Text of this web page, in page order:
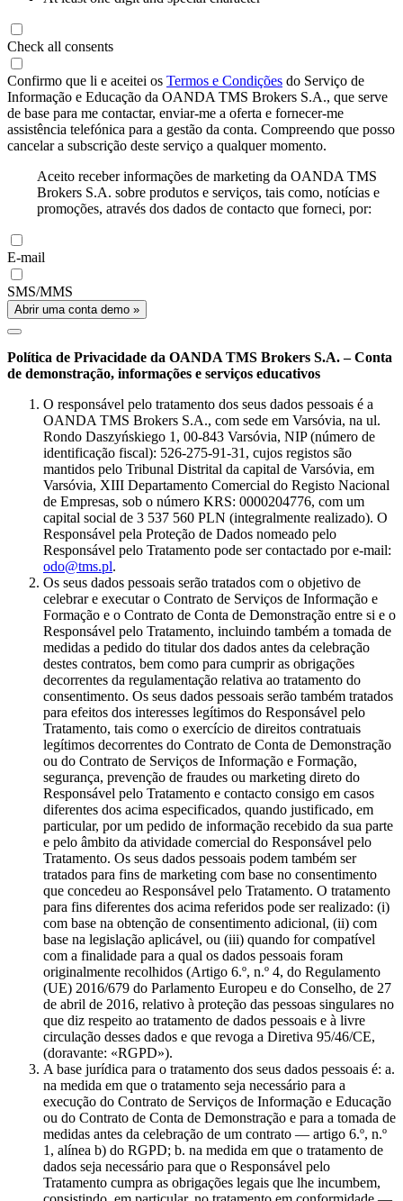
Check all consents
Confirmo que li e aceitei os Termos e Condições do Serviço de
Informação e Educação da OANDA TMS Brokers S.A., que serve
de base para me contactar, enviar-me a oferta e fornecer-me
assistência telefónica para a gestão da conta. Compreendo que posso
cancelar a subscrição deste serviço a qualquer momento.
Aceito receber informações de marketing da OANDA TMS
Brokers S.A. sobre produtos e serviços, tais como, notícias e
promoções, através dos dados de contacto que forneci, por:
E-mail
SMS/MMS
Abrir uma conta demo »
Política de Privacidade da OANDA TMS Brokers S.A. – Conta
de demonstração, informações e serviços educativos
O responsável pelo tratamento dos seus dados pessoais é a
OANDA TMS Brokers S.A., com sede em Varsóvia, na ul.
Rondo Daszyńskiego 1, 00-843 Varsóvia, NIP (número de
identificação fiscal): 526-275-91-31, cujos registos são
mantidos pelo Tribunal Distrital da capital de Varsóvia, em
Varsóvia, XIII Departamento Comercial do Registo Nacional
de Empresas, sob o número KRS: 0000204776, com um
capital social de 3 537 560 PLN (integralmente realizado). O
Responsável pela Proteção de Dados nomeado pelo
Responsável pelo Tratamento pode ser contactado por e-mail:
odo@tms.pl.
Os seus dados pessoais serão tratados com o objetivo de
celebrar e executar o Contrato de Serviços de Informação e
Formação e o Contrato de Conta de Demonstração entre si e o
Responsável pelo Tratamento, incluindo também a tomada de
medidas a pedido do titular dos dados antes da celebração
destes contratos, bem como para cumprir as obrigações
decorrentes da regulamentação relativa ao tratamento do
consentimento. Os seus dados pessoais serão também tratados
para efeitos dos interesses legítimos do Responsável pelo
Tratamento, tais como o exercício de direitos contratuais
legítimos decorrentes do Contrato de Conta de Demonstração
ou do Contrato de Serviços de Informação e Formação,
segurança, prevenção de fraudes ou marketing direto do
Responsável pelo Tratamento e contacto consigo em casos
diferentes dos acima especificados, quando justificado, em
particular, por um pedido de informação recebido da sua parte
e pelo âmbito da atividade comercial do Responsável pelo
Tratamento. Os seus dados pessoais podem também ser
tratados para fins de marketing com base no consentimento
que concedeu ao Responsável pelo Tratamento. O tratamento
para fins diferentes dos acima referidos pode ser realizado: (i)
com base na obtenção de consentimento adicional, (ii) com
base na legislação aplicável, ou (iii) quando for compatível
com a finalidade para a qual os dados pessoais foram
originalmente recolhidos (Artigo 6.º, n.º 4, do Regulamento
(UE) 2016/679 do Parlamento Europeu e do Conselho, de 27
de abril de 2016, relativo à proteção das pessoas singulares no
que diz respeito ao tratamento de dados pessoais e à livre
circulação desses dados e que revoga a Diretiva 95/46/CE,
(doravante: «RGPD»).
A base jurídica para o tratamento dos seus dados pessoais é: a.
na medida em que o tratamento seja necessário para a
execução do Contrato de Serviços de Informação e Educação
ou do Contrato de Conta de Demonstração e para a tomada de
medidas antes da celebração de um contrato — artigo 6.º, n.º
1, alínea b) do RGPD; b. na medida em que o tratamento de
dados seja necessário para que o Responsável pelo
Tratamento cumpra as obrigações legais que lhe incumbem,